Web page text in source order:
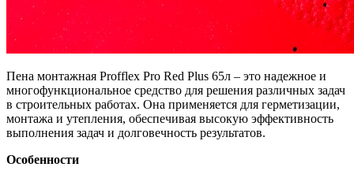
Пена монтажная Profflex Pro Red Plus 65л – это надежное и
многофункциональное средство для решения различных задач
в строительных работах. Она применяется для герметизации,
монтажа и утепления, обеспечивая высокую эффективность
выполнения задач и долговечность результатов.
Особенности